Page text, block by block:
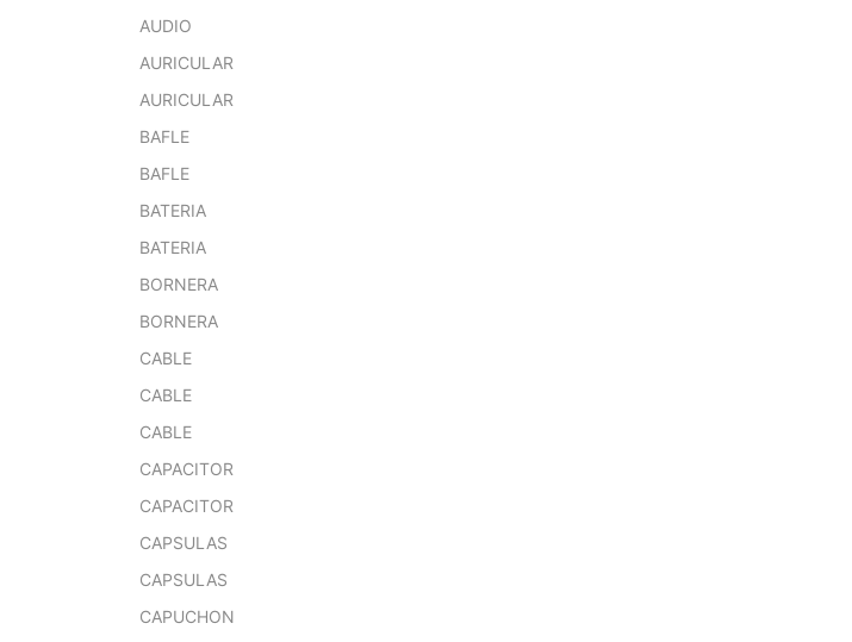
AUDIO
AURICULAR
AURICULAR
BAFLE
BAFLE
BATERIA
BATERIA
BORNERA
BORNERA
CABLE
CABLE
CABLE
CAPACITOR
CAPACITOR
CAPSULAS
CAPSULAS
CAPUCHON